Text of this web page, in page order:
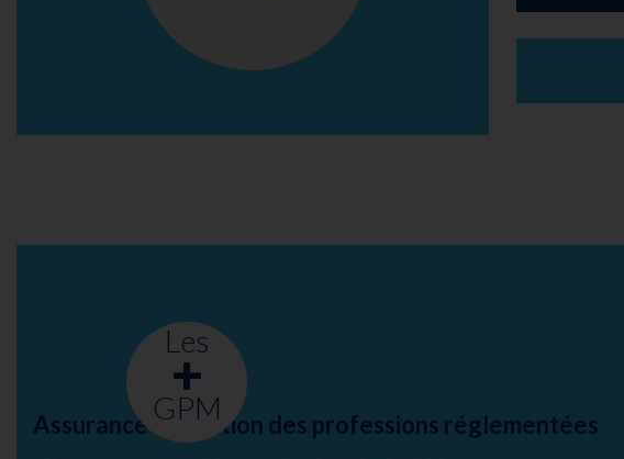
Les
+
GPM
Assurance habitation des professions réglementées